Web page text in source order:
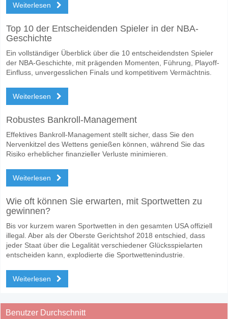
Weiterlesen
Top 10 der Entscheidenden Spieler in der NBA-
Geschichte
Ein vollständiger Überblick über die 10 entscheidendsten Spieler
der NBA-Geschichte, mit prägenden Momenten, Führung, Playoff-
Einfluss, unvergesslichen Finals und kompetitivem Vermächtnis.
Weiterlesen
Robustes Bankroll-Management
Effektives Bankroll-Management stellt sicher, dass Sie den
Nervenkitzel des Wettens genießen können, während Sie das
Risiko erheblicher finanzieller Verluste minimieren.
Weiterlesen
Wie oft können Sie erwarten, mit Sportwetten zu
gewinnen?
Bis vor kurzem waren Sportwetten in den gesamten USA offiziell
illegal. Aber als der Oberste Gerichtshof 2018 entschied, dass
jeder Staat über die Legalität verschiedener Glücksspielarten
entscheiden kann, explodierte die Sportwettenindustrie.
Weiterlesen
Benutzer Durchschnitt